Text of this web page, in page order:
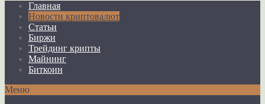
Главная
Новости криптовалют
Статьи
Биржи
Трейдинг крипты
Майнинг
Биткоин
Меню